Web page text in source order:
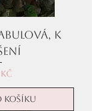
k
Kč
košíku